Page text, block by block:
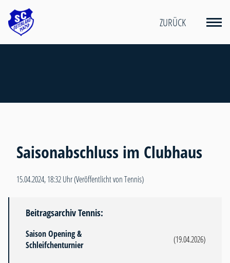
ZURÜCK
Saisonabschluss im Clubhaus
15.04.2024, 18:32 Uhr(Veröffentlicht von Tennis)
Beitragsarchiv Tennis:
Saison Opening &
Schleifchenturnier
(19.04.2026)